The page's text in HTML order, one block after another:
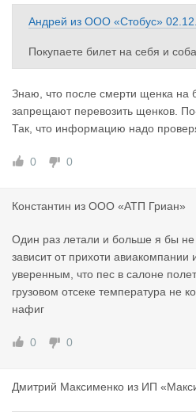
Андрей из ООО «Стобус»
Покупаете билет на себя и
етом
Знаю, что после смерти щенка на
запрещают перевозить щенков.
Так, что информацию надо
0 0
Константин из ООО «АТП Гриан»
Один раз летали и больше я бы не
зависит от прихоти
уверенным, что пес в салоне
грузовом отсеке температура не
нафиг
0 0
Дмитрий Максименко из ИП